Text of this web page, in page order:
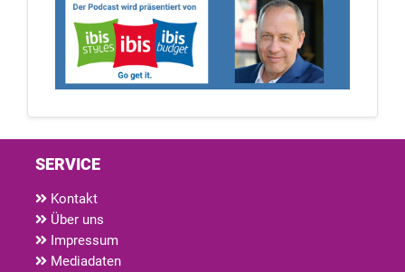
SERVICE
Kontakt
Über uns
Impressum
Mediadaten